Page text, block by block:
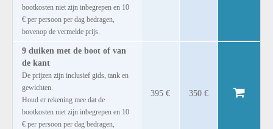
bootkosten niet zijn inbegrepen en 10
€ per persoon per dag bedragen,
bovenop de vermelde prijs.
9 duiken met de boot of van
de kant
De prijzen zijn inclusief gids, tank en
gewichten.
Houd er rekening mee dat de
bootkosten niet zijn inbegrepen en 10
€ per persoon per dag bedragen,
395 € 350 €